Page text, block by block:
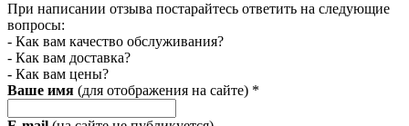
При написании отзыва постарайтесь ответить на следующие
вопросы:
- Как вам качество обслуживания?
- Как вам доставка?
- Как вам цены?
Ваше имя (для отображения на сайте) *